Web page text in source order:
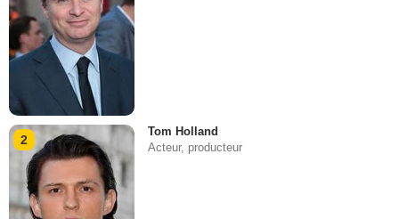
2
Tom Holland
Acteur, producteur